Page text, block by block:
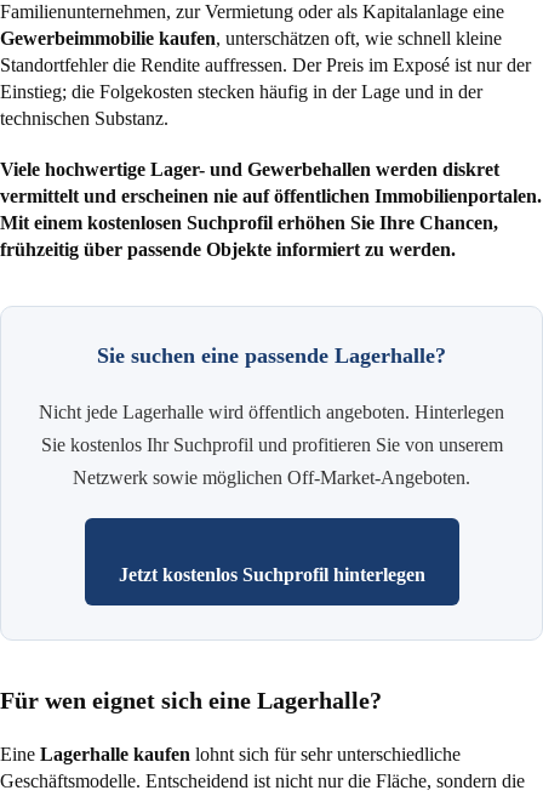
Familienunternehmen, zur Vermietung oder als Kapitalanlage eine
Gewerbeimmobilie kaufen, unterschätzen oft, wie schnell kleine
Standortfehler die Rendite auffressen. Der Preis im Exposé ist nur der
Einstieg; die Folgekosten stecken häufig in der Lage und in der
technischen Substanz.
Viele hochwertige Lager- und Gewerbehallen werden diskret
vermittelt und erscheinen nie auf öffentlichen Immobilienportalen.
Mit einem kostenlosen Suchprofil erhöhen Sie Ihre Chancen,
frühzeitig über passende Objekte informiert zu werden.
Sie suchen eine passende Lagerhalle?
Nicht jede Lagerhalle wird öffentlich angeboten. Hinterlegen
Sie kostenlos Ihr Suchprofil und profitieren Sie von unserem
Netzwerk sowie möglichen Off-Market-Angeboten.
Jetzt kostenlos Suchprofil hinterlegen
Für wen eignet sich eine Lagerhalle?
Eine Lagerhalle kaufen lohnt sich für sehr unterschiedliche
Geschäftsmodelle. Entscheidend ist nicht nur die Fläche, sondern die